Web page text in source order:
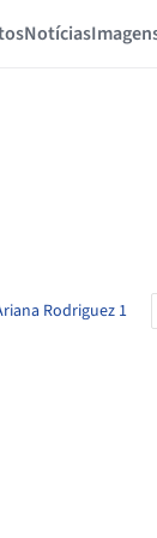
Notícias
Rodriguez 1